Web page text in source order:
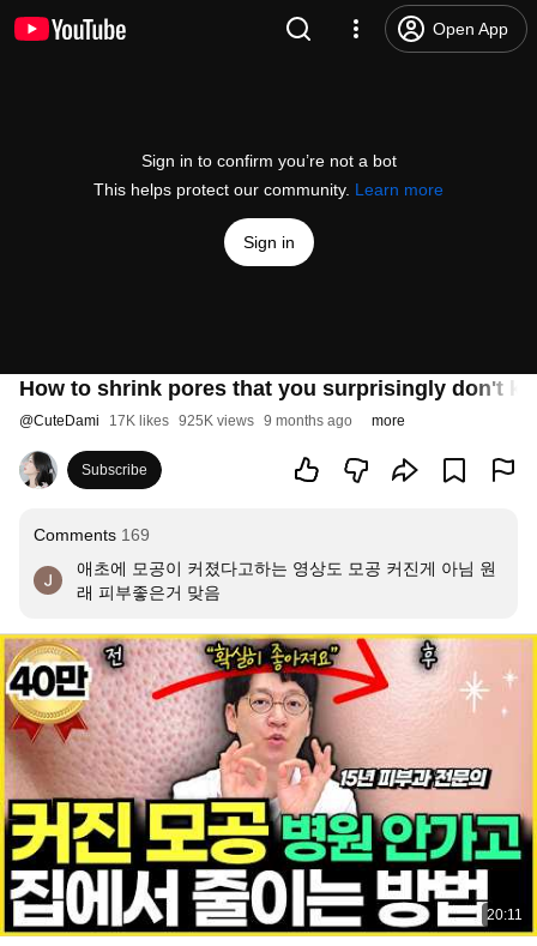
Open App
Sign in to confirm you’re not a bot
This helps protect our community. Learn more
Sign in
How to shrink pores that you surprisingly don't
@CuteDami 17K likes 925K views 9 months ago more
Subscribe
Comments 169
애초에 모공이 커졌다고하는 영상도 모공 커진게 아님 원
래 피부좋은거 맞음
20:11